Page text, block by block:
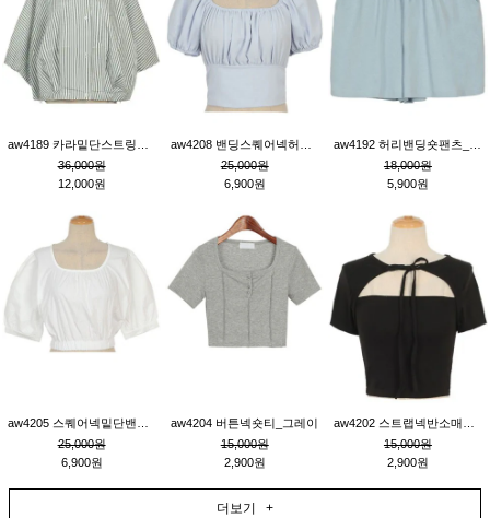
36,000원
12,000원
25,000원
6,900원
18,000원
5,900원
25,000원
6,900원
aw4204 버튼넥숏티_그레이
15,000원
2,900원
15,000원
2,900원
더보기 +